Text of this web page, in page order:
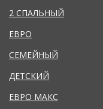
2 СПАЛЬНЫЙ
ЕВРО
СЕМЕЙНЫЙ
ДЕТСКИЙ
ЕВРО МАКС